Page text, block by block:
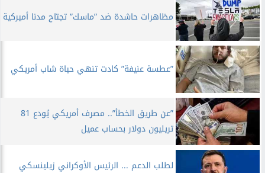
مظاهرات حاشدة ضد ”ماسك” تجتاح مدنا أميركية
”عطسة عنيفة” كادت تنهي حياة شاب أمريكي
”عن طريق الخطأ”.. مصرف أمريكي يُودع 81
تريليون دولار بحساب عميل
لطلب الدعم ... الرئيس الأوكراني زيلينسكي